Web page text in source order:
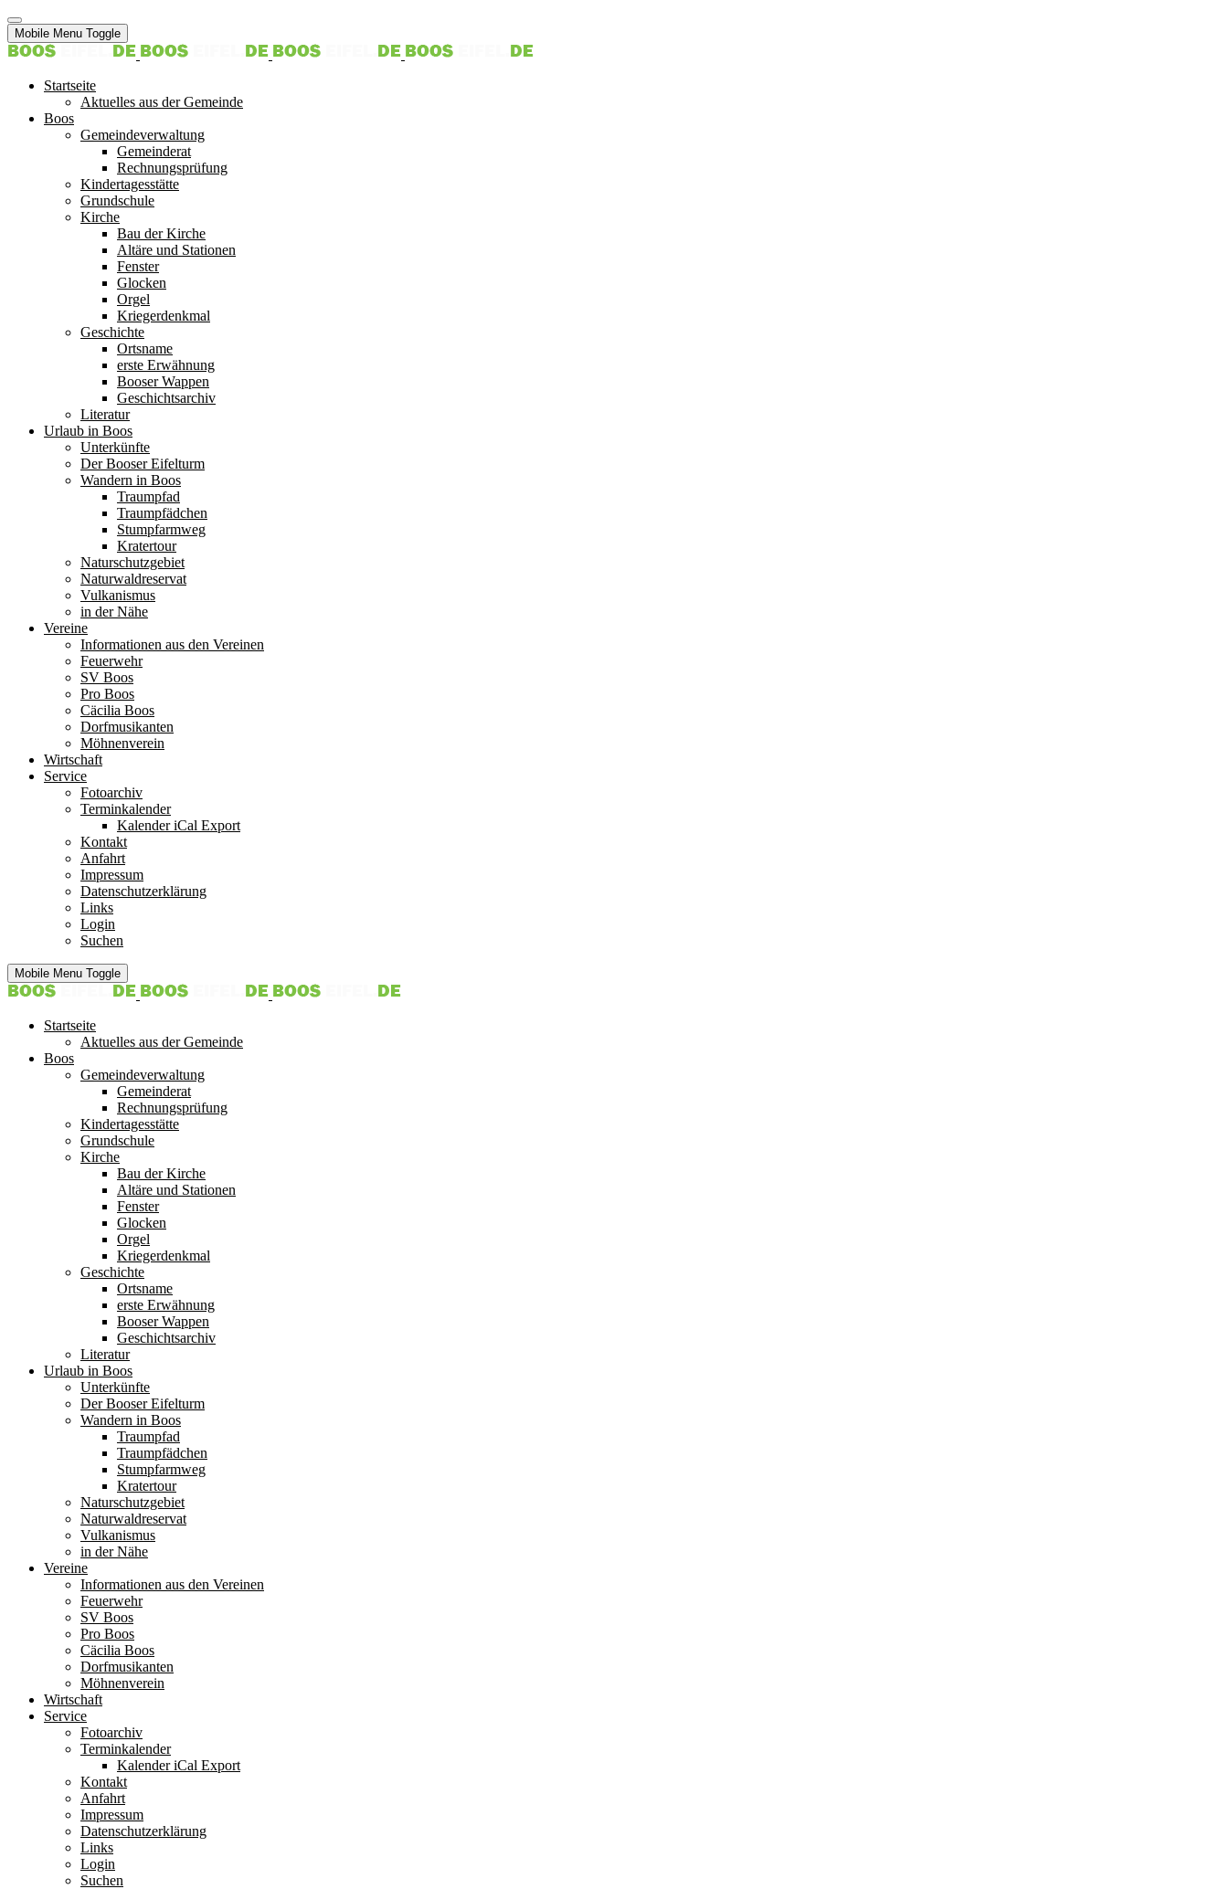
Mobile Menu Toggle
Startseite
Aktuelles aus der Gemeinde
Boos
Gemeindeverwaltung
Gemeinderat
Rechnungsprüfung
Kindertagesstätte
Grundschule
Kirche
Bau der Kirche
Altäre und Stationen
Fenster
Glocken
Orgel
Kriegerdenkmal
Geschichte
Ortsname
erste Erwähnung
Booser Wappen
Geschichtsarchiv
Literatur
Urlaub in Boos
Unterkünfte
Der Booser Eifelturm
Wandern in Boos
Traumpfad
Traumpfädchen
Stumpfarmweg
Kratertour
Naturschutzgebiet
Naturwaldreservat
Vulkanismus
in der Nähe
Vereine
Informationen aus den Vereinen
Feuerwehr
SV Boos
Pro Boos
Cäcilia Boos
Dorfmusikanten
Möhnenverein
Wirtschaft
Service
Fotoarchiv
Terminkalender
Kalender iCal Export
Kontakt
Anfahrt
Impressum
Datenschutzerklärung
Links
Login
Suchen
Mobile Menu Toggle
Startseite
Aktuelles aus der Gemeinde
Boos
Gemeindeverwaltung
Gemeinderat
Rechnungsprüfung
Kindertagesstätte
Grundschule
Kirche
Bau der Kirche
Altäre und Stationen
Fenster
Glocken
Orgel
Kriegerdenkmal
Geschichte
Ortsname
erste Erwähnung
Booser Wappen
Geschichtsarchiv
Literatur
Urlaub in Boos
Unterkünfte
Der Booser Eifelturm
Wandern in Boos
Traumpfad
Traumpfädchen
Stumpfarmweg
Kratertour
Naturschutzgebiet
Naturwaldreservat
Vulkanismus
in der Nähe
Vereine
Informationen aus den Vereinen
Feuerwehr
SV Boos
Pro Boos
Cäcilia Boos
Dorfmusikanten
Möhnenverein
Wirtschaft
Service
Fotoarchiv
Terminkalender
Kalender iCal Export
Kontakt
Anfahrt
Impressum
Datenschutzerklärung
Links
Login
Suchen